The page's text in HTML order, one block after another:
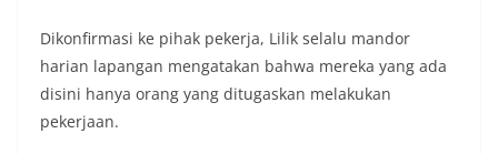
personel Kepolisian dengan masyarakat. Melalui
kegiatan semacam ini, Bhabinkamtibmas tidak
hanya berperan sebagai penyampai informasi
dan imbauan, tetapi juga sebagai mitra
masyarakat dalam menjaga keamanan lingkungan
Dikonfirmasi ke pihak pekerja, Lilik selalu mandor
harian lapangan mengatakan bahwa mereka yang ada
disini hanya orang yang ditugaskan melakukan
pekerjaan.